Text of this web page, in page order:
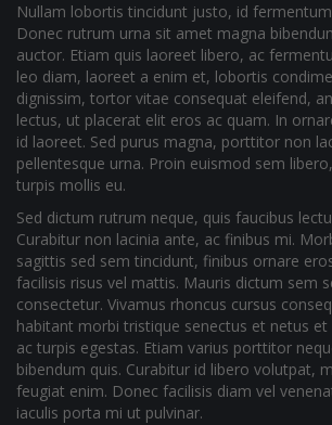
Nullam lobortis tincidunt justo, id
Donec rutrum urna sit amet magna
auctor. Etiam quis laoreet libero, ac
leo diam, laoreet a enim et, lobortis
dignissim, tortor vitae consequat eleifend,
lectus, ut placerat elit eros ac quam. In
id laoreet. Sed purus magna, porttitor non
pellentesque urna. Proin euismod sem
turpis mollis eu.
Sed dictum rutrum neque, quis faucibus
Curabitur non lacinia ante, ac finibus mi.
sagittis sed sem tincidunt, finibus ornare
facilisis risus vel mattis. Mauris dictum sem
consectetur. Vivamus rhoncus cursus
habitant morbi tristique senectus et netus
ac turpis egestas. Etiam varius porttitor
bibendum quis. Curabitur id libero volutpat,
feugiat enim. Donec facilisis diam vel
iaculis porta mi ut pulvinar.